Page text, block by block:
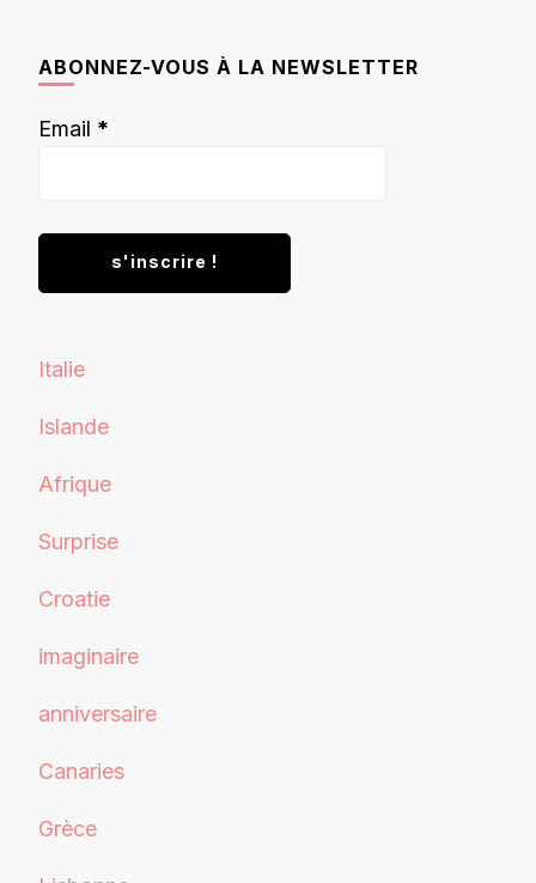
ABONNEZ-VOUS À LA NEWSLETTER
Email *
Italie
Islande
Afrique
Surprise
Croatie
imaginaire
anniversaire
Canaries
Grèce